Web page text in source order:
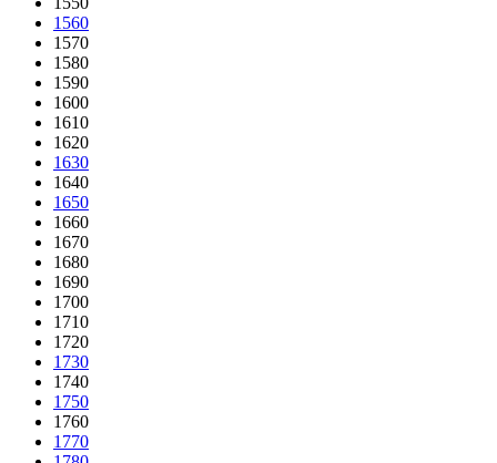
1560
1570
1580
1590
1600
1610
1620
1630
1640
1650
1660
1670
1680
1690
1700
1710
1720
1730
1740
1750
1760
1770